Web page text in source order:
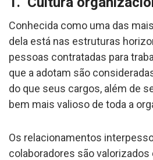
Conhecida como uma das
dela está nas estruturas
pessoas contratadas para
que a adotam são
do que seus cargos, além de
bem mais valioso de toda a
Os relacionamentos
colaboradores são